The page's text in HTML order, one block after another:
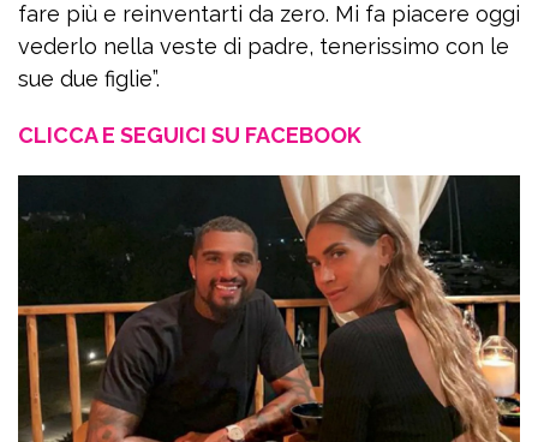
fare più e reinventarti da zero. Mi fa piacere oggi
vederlo nella veste di padre, tenerissimo con le
sue due figlie”.
CLICCA E SEGUICI SU FACEBOOK